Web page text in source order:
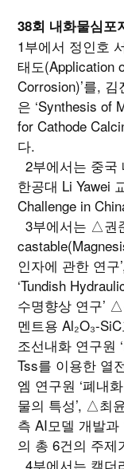
38회 내화물심포
1부에서 정인호
태도(Application
Corrosion)’를,
은 ‘Synthesis of
for Cathode
다.
2부에서는 중국
한공대 Li Yawei
Challenge in
3부에서는 △권
인자에 관한 연
‘Tundish
수명향상 연구’
멘트용 Al₂O₃-
조선내화 연구원
Tss를 이용한 열
엠 연구원 ‘폐내
물의 특성’, △최
측 AI모델 개발과
의 총 6건의 주제
4부에서는 캘더